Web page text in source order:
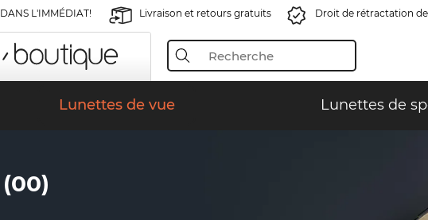
L'IMMÉDIAT! Livraison et retours gratuits Droit de rétractation
Lunettes de vue Lunettes de